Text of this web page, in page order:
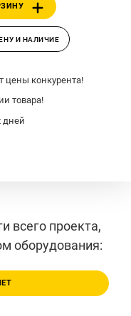
И НАЛИЧИЕ
цены конкурента!
товара!
дней
всего проекта,
оборудования: